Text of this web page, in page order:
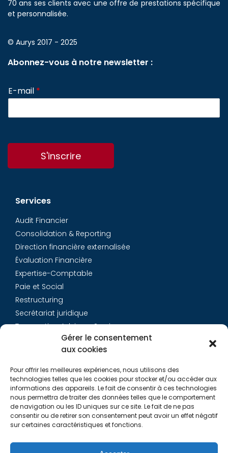
Gérer le consentement
aux cookies
Pour offrir les meilleures expériences, nous utilisons des
technologies telles que les cookies pour stocker et/ou accéder aux
informations des appareils. Le fait de consentir à ces technologies
nous permettra de traiter des données telles que le comportement
de navigation ou les ID uniques sur ce site. Le fait de ne pas
consentir ou de retirer son consentement peut avoir un effet négatif
sur certaines caractéristiques et fonctions.
70 ans ses clients avec une offre de prestations spécifique
et personnalisée.
© Aurys 2017 - 2025
Abonnez-vous à notre newsletter :
E-mail *
S'inscrire
Services
Audit Financier
Consolidation & Reporting
Direction financière externalisée
Évaluation Financière
Expertise-Comptable
Paie et Social
Restructuring
Secrétariat juridique
Transaction Advisory Services
Équipe
Carrières
Contact
Liens utiles